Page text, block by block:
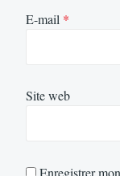
E-mail *
Site web
Enregistrer